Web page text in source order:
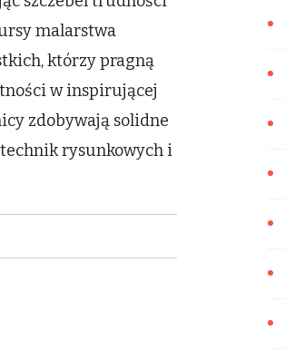
malarstwa
którzy pragną
w inspirującej
zdobywają solidne
rysunkowych i